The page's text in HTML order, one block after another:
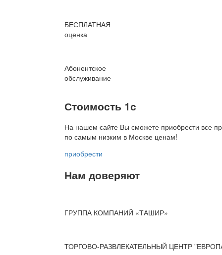
БЕСПЛАТНАЯ
оценка
Абонентское
обслуживание
Стоимость 1с
На нашем сайте Вы сможете приобрести все
по самым низким в Москве ценам!
приобрести
Нам доверяют
ГРУППА КОМПАНИЙ «ТАШИР»
ТОРГОВО-РАЗВЛЕКАТЕЛЬНЫЙ ЦЕНТР